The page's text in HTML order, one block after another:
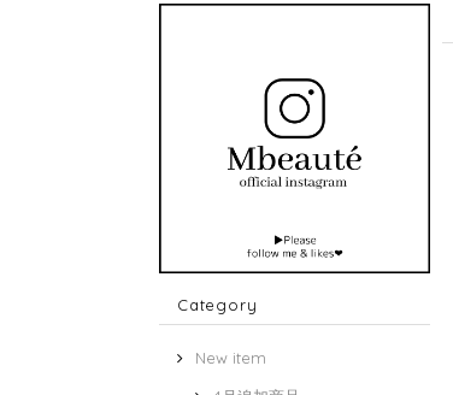
Category
New item